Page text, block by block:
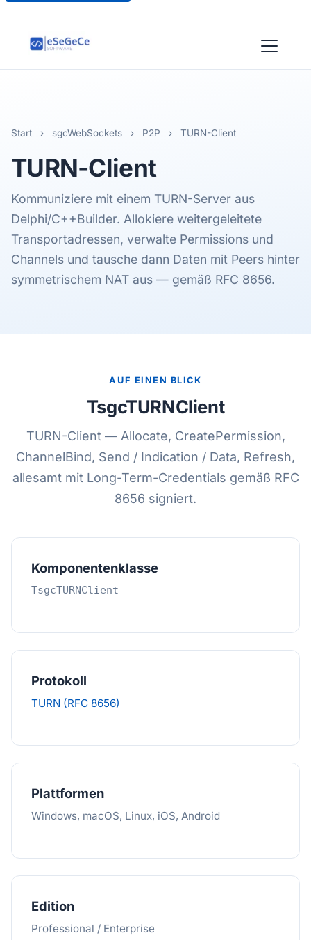
Start › sgcWebSockets › P2P › TURN-Client
TURN-Client
Kommuniziere mit einem TURN-Server aus
Delphi/C++Builder. Allokiere weitergeleitete
Transportadressen, verwalte Permissions und
Channels und tausche dann Daten mit Peers hinter
symmetrischem NAT aus — gemäß RFC 8656.
AUF EINEN BLICK
TsgcTURNClient
TURN-Client — Allocate, CreatePermission,
ChannelBind, Send / Indication / Data, Refresh,
allesamt mit Long-Term-Credentials gemäß RFC
8656 signiert.
Komponentenklasse
TsgcTURNClient
Protokoll
TURN (RFC 8656)
Plattformen
Windows, macOS, Linux, iOS, Android
Edition
Professional / Enterprise